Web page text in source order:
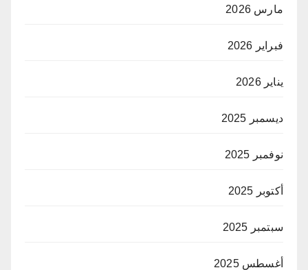
مارس 2026
فبراير 2026
يناير 2026
ديسمبر 2025
نوفمبر 2025
أكتوبر 2025
سبتمبر 2025
أغسطس 2025